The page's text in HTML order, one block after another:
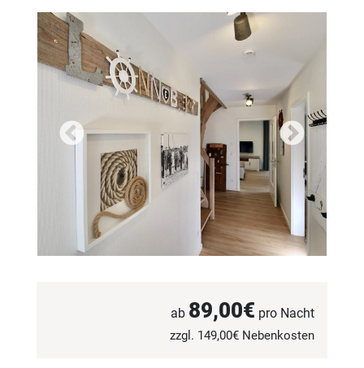
ab 89,00€ pro Nacht
zzgl. 149,00€ Nebenkosten